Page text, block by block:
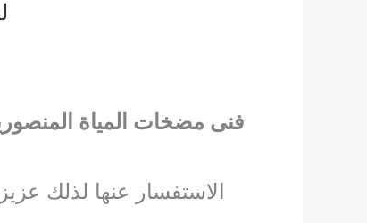
فنى مضخات المياة
الاستفسار عنها لذلك